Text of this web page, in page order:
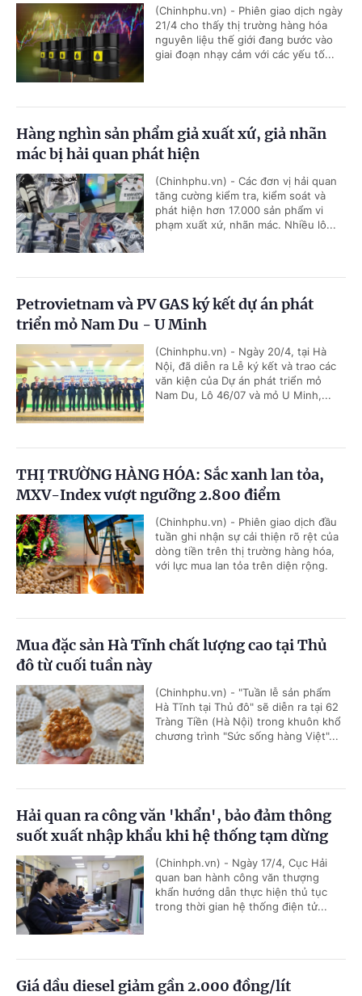
(Chinhphu.vn) - Phiên giao dịch ngày
21/4 cho thấy thị trường hàng hóa
nguyên liệu thế giới đang bước vào
giai đoạn nhạy cảm với các yếu tố...
Hàng nghìn sản phẩm giả xuất xứ, giả nhãn
mác bị hải quan phát hiện
(Chinhphu.vn) - Các đơn vị hải quan
tăng cường kiểm tra, kiểm soát và
phát hiện hơn 17.000 sản phẩm vi
phạm xuất xứ, nhãn mác. Nhiều lô...
Petrovietnam và PV GAS ký kết dự án phát
triển mỏ Nam Du - U Minh
(Chinhphu.vn) - Ngày 20/4, tại Hà
Nội, đã diễn ra Lễ ký kết và trao các
văn kiện của Dự án phát triển mỏ
Nam Du, Lô 46/07 và mỏ U Minh,...
THỊ TRƯỜNG HÀNG HÓA: Sắc xanh lan tỏa,
MXV-Index vượt ngưỡng 2.800 điểm
(Chinhphu.vn) - Phiên giao dịch đầu
tuần ghi nhận sự cải thiện rõ rệt của
dòng tiền trên thị trường hàng hóa,
với lực mua lan tỏa trên diện rộng.
Mua đặc sản Hà Tĩnh chất lượng cao tại Thủ
đô từ cuối tuần này
(Chinhphu.vn) - "Tuần lễ sản phẩm
Hà Tĩnh tại Thủ đô" sẽ diễn ra tại 62
Tràng Tiền (Hà Nội) trong khuôn khổ
chương trình "Sức sống hàng Việt"...
Hải quan ra công văn 'khẩn', bảo đảm thông
suốt xuất nhập khẩu khi hệ thống tạm dừng
(Chinhph.vn) - Ngày 17/4, Cục Hải
quan ban hành công văn thượng
khẩn hướng dẫn thực hiện thủ tục
trong thời gian hệ thống điện tử...
Giá dầu diesel giảm gần 2.000 đồng/lít